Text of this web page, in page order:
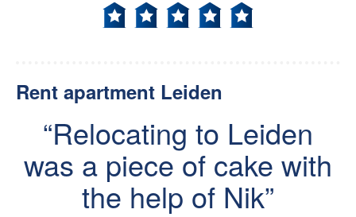
Rent apartment Leiden
Relocating to Leiden
was a piece of cake with
the help of Nik